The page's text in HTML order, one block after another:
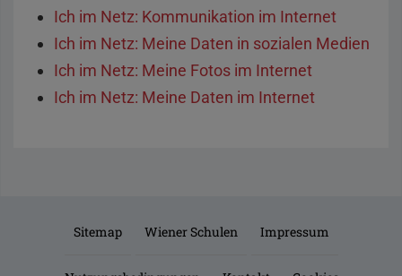
Ich im Netz: Kommunikation im Internet
Ich im Netz: Meine Daten in sozialen Medien
Ich im Netz: Meine Fotos im Internet
Ich im Netz: Meine Daten im Internet
Sitemap Wiener Schulen Impressum